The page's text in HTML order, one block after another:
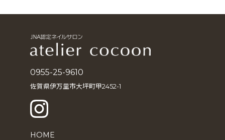
0955-25-9610
佐賀県伊万里市大坪町甲2452-1
HOME